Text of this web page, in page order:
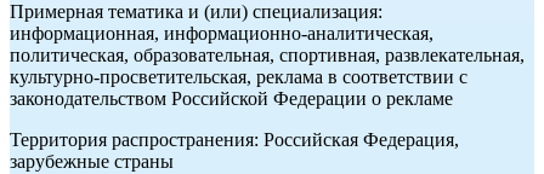
Примерная тематика и (или) специализация:
информационная, информационно-аналитическая,
политическая, образовательная, спортивная, развлекательная,
культурно-просветительская, реклама в соответствии с
законодательством Российской Федерации о рекламе
Территория распространения: Российская Федерация,
зарубежные страны